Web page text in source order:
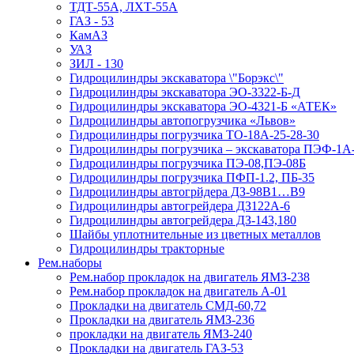
ТДТ-55А, ЛХТ-55А
ГАЗ - 53
КамАЗ
УАЗ
ЗИЛ - 130
Гидроцилиндры экскаватора \"Борэкс\"
Гидроцилиндры экскаватора ЭО-3322-Б-Д
Гидроцилиндры экскаватора ЭО-4321-Б «АТЕК»
Гидроцилиндры автопогрузчика «Львов»
Гидроцилиндры погрузчика ТО-18А-25-28-30
Гидроцилиндры погрузчика – экскаватора ПЭФ-
Гидроцилиндры погрузчика ПЭ-08,ПЭ-08Б
Гидроцилиндры погрузчика ПФП-1.2, ПБ-35
Гидроцилиндры автогрйдера ДЗ-98В1…В9
Гидроцилиндры автогрейдера ДЗ122А-6
Гидроцилиндры автогрейдера ДЗ-143,180
Шайбы уплотнительные из цветных металлов
Гидроцилиндры тракторные
Рем.наборы
Рем.набор прокладок на двигатель ЯМЗ-238
Рем.набор прокладок на двигатель А-01
Прокладки на двигатель СМД-60,72
Прокладки на двигатель ЯМЗ-236
прокладки на двигатель ЯМЗ-240
Прокладки на двигатель ГАЗ-53